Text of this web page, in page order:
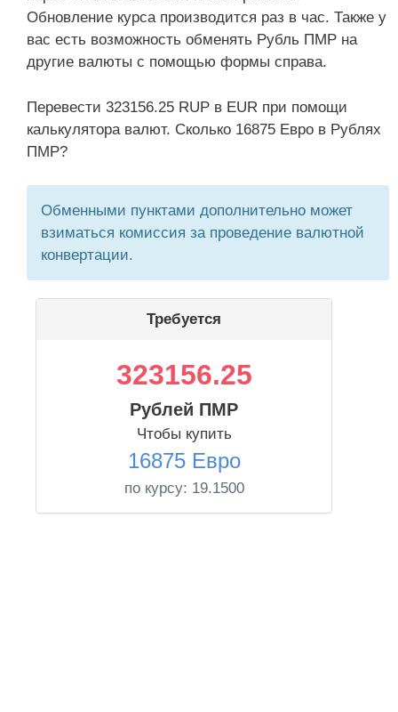
Обновление курса производится раз в час. Также у
вас есть возможность обменять Рубль ПМР на
другие валюты с помощью формы справа.
Перевести 323156.25 RUP в EUR при помощи
калькулятора валют. Сколько 16875 Евро в Рублях
ПМР?
Обменными пунктами дополнительно может
взиматься комиссия за проведение валютной
конвертации.
Требуется
323156.25
Рублей ПМР
Чтобы купить
16875 Евро
по курсу: 19.1500